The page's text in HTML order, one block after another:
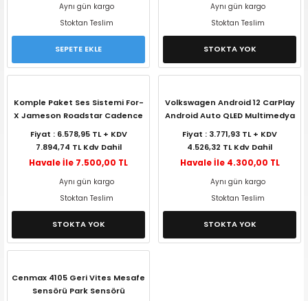
Aynı gün kargo
Stoktan Teslim
SEPETE EKLE
Aynı gün kargo
Stoktan Teslim
STOKTA YOK
Komple Paket Ses Sistemi For-
X Jameson Roadstar Cadence
Fiyat : 6.578,95 TL + KDV
7.894,74 TL Kdv Dahil
Havale İle 7.500,00 TL
Aynı gün kargo
Stoktan Teslim
STOKTA YOK
Volkswagen Android 12 CarPlay
Android Auto QLED Multimedya
Fiyat : 3.771,93 TL + KDV
4.526,32 TL Kdv Dahil
Havale İle 4.300,00 TL
Aynı gün kargo
Stoktan Teslim
STOKTA YOK
Cenmax 4105 Geri Vites Mesafe
Sensörü Park Sensörü